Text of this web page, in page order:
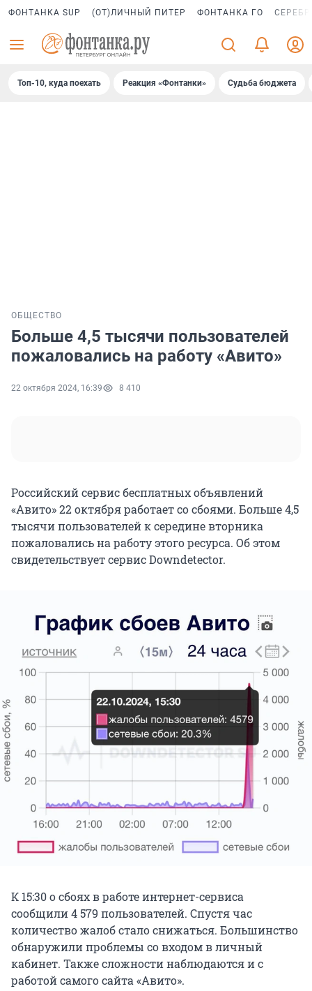
ФОНТАНКА SUP (ОТ)ЛИЧНЫЙ ПИТЕР ФОНТАНКА ГО
Топ-10, куда поехать Реакция «Фонтанки» Судьба бюджета
ОБЩЕСТВО
Больше 4,5 тысячи пользователей
пожаловались на работу «Авито»
22 октября 2024, 16:39 8 410
Российский сервис бесплатных объявлений
«Авито» 22 октября работает со сбоями. Больше 4,5
тысячи пользователей к середине вторника
пожаловались на работу этого ресурса. Об этом
свидетельствует сервис Downdetector.
К 15:30 о сбоях в работе интернет-сервиса
сообщили 4 579 пользователей. Спустя час
количество жалоб стало снижаться. Большинство
обнаружили проблемы со входом в личный
кабинет. Также сложности наблюдаются и с
работой самого сайта «Авито».